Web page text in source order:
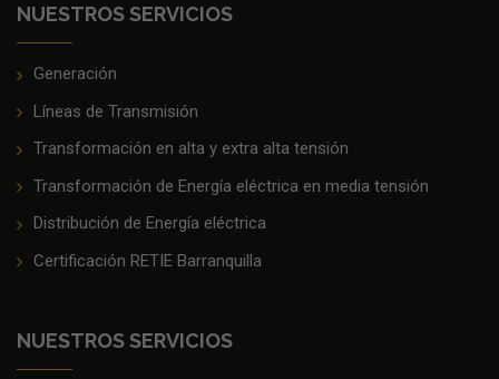
NUESTROS SERVICIOS
Generación
Líneas de Transmisión
Transformación en alta y extra alta tensión
Transformación de Energía eléctrica en media tensión
Distribución de Energía eléctrica
Certificación RETIE Barranquilla
NUESTROS SERVICIOS